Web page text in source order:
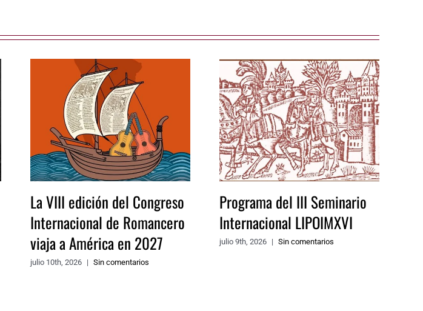
La VIII edición del Congreso
Internacional de Romancero
viaja a América en 2027
julio 10th, 2026 | Sin comentarios
Programa del III Seminario
Internacional LIPOIMXVI
julio 9th, 2026 | Sin comentarios